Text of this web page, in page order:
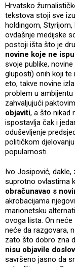
Hrvatsko
tekstova stoji sve
holdingom,
ovdašnje medijske
postoji išta što je
novine koje ne
svoje publike,
gluposti) onih koji te
eto, takve novine
problem u
zahvaljujući
objaviti, a što nikad
ispostavlja čak i
oduševljenje
političkom
popularnosti.
Ivo Josipović,
suprotno ovlastima
obračunavao s
akrobacijama
marionetsku
ovoga lista. On
neće da razgovara,
zato što dobro zna
nisu objavile
savršeno jasno da